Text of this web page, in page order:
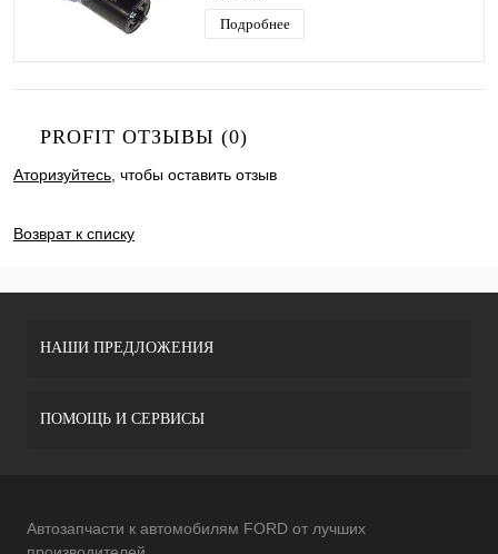
Подробнее
PROFIT ОТЗЫВЫ (0)
Аторизуйтесь , чтобы оставить отзыв
Возврат к списку
НАШИ ПРЕДЛОЖЕНИЯ
ПОМОЩЬ И СЕРВИСЫ
Автозапчасти к автомобилям FORD от лучших